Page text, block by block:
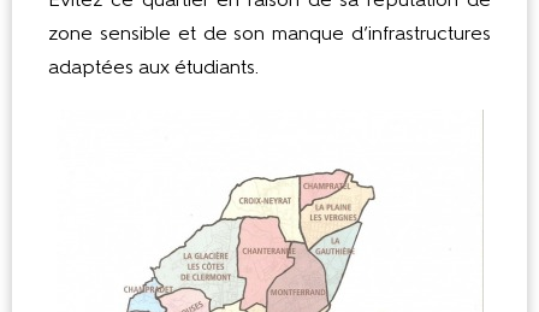
zone sensible et de son manque d’infrastructures
adaptées aux étudiants.